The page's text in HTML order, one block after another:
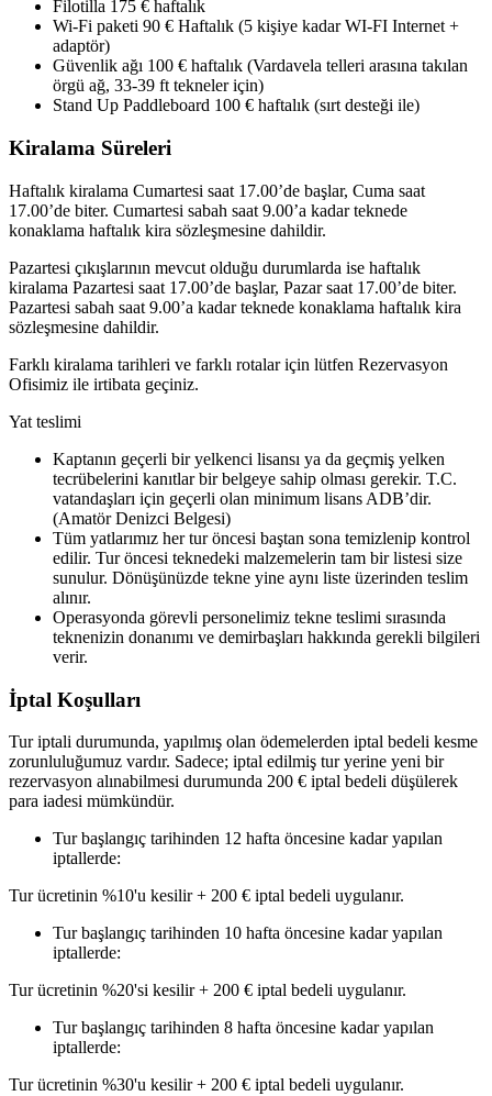
Filotilla 175 € haftalık
Wi-Fi paketi 90 € Haftalık (5 kişiye kadar WI-FI Internet +
adaptör)
Güvenlik ağı 100 € haftalık (Vardavela telleri arasına takılan
örgü ağ, 33-39 ft tekneler için)
Stand Up Paddleboard 100 € haftalık (sırt desteği ile)
Kiralama Süreleri
Haftalık kiralama Cumartesi saat 17.00’de başlar, Cuma saat
17.00’de biter. Cumartesi sabah saat 9.00’a kadar teknede
konaklama haftalık kira sözleşmesine dahildir.
Pazartesi çıkışlarının mevcut olduğu durumlarda ise haftalık
kiralama Pazartesi saat 17.00’de başlar, Pazar saat 17.00’de biter.
Pazartesi sabah saat 9.00’a kadar teknede konaklama haftalık kira
sözleşmesine dahildir.
Farklı kiralama tarihleri ve farklı rotalar için lütfen Rezervasyon
Ofisimiz ile irtibata geçiniz.
Yat teslimi
Kaptanın geçerli bir yelkenci lisansı ya da geçmiş yelken
tecrübelerini kanıtlar bir belgeye sahip olması gerekir. T.C.
vatandaşları için geçerli olan minimum lisans ADB’dir.
(Amatör Denizci Belgesi)
Tüm yatlarımız her tur öncesi baştan sona temizlenip kontrol
edilir. Tur öncesi teknedeki malzemelerin tam bir listesi size
sunulur. Dönüşünüzde tekne yine aynı liste üzerinden teslim
alınır.
Operasyonda görevli personelimiz tekne teslimi sırasında
teknenizin donanımı ve demirbaşları hakkında gerekli bilgileri
verir.
İptal Koşulları
Tur iptali durumunda, yapılmış olan ödemelerden iptal bedeli kesme
zorunluluğumuz vardır. Sadece; iptal edilmiş tur yerine yeni bir
rezervasyon alınabilmesi durumunda 200 € iptal bedeli düşülerek
para iadesi mümkündür.
Tur başlangıç tarihinden 12 hafta öncesine kadar yapılan
iptallerde:
Tur ücretinin %10'u kesilir + 200 € iptal bedeli uygulanır.
Tur başlangıç tarihinden 10 hafta öncesine kadar yapılan
iptallerde:
Tur ücretinin %20'si kesilir + 200 € iptal bedeli uygulanır.
Tur başlangıç tarihinden 8 hafta öncesine kadar yapılan
iptallerde:
Tur ücretinin %30'u kesilir + 200 € iptal bedeli uygulanır.